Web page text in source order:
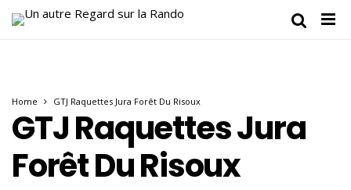
Home GTJ Raquettes Jura Forêt Du Risoux
GTJ Raquettes Jura
Forêt Du Risoux